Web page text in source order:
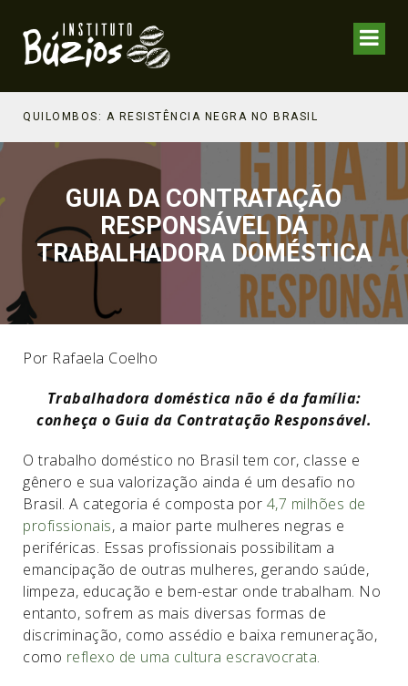
QUILOMBOS: A RESISTÊNCIA NEGRA NO BRASIL
GUIA DA CONTRATAÇÃO
RESPONSÁVEL DA
TRABALHADORA DOMÉSTICA
Por Rafaela Coelho
Trabalhadora doméstica não é da família:
conheça o Guia da Contratação Responsável.
O trabalho doméstico no Brasil tem cor, classe e
gênero e sua valorização ainda é um desafio no
Brasil. A categoria é composta por 4,7 milhões de
profissionais, a maior parte mulheres negras e
periféricas. Essas profissionais possibilitam a
emancipação de outras mulheres, gerando saúde,
limpeza, educação e bem-estar onde trabalham. No
entanto, sofrem as mais diversas formas de
discriminação, como assédio e baixa remuneração,
como reflexo de uma cultura escravocrata.